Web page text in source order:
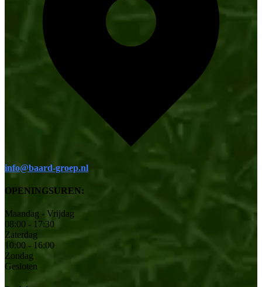
info@baard-groep.nl
OPENINGSUREN:
Maandag - Vrijdag
08:00 - 17:30
Zaterdag
10:00 - 16:00
Zondag
Gesloten